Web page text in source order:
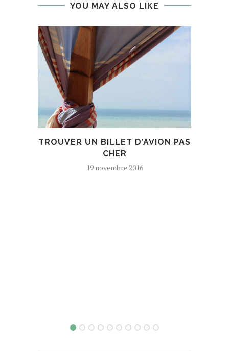
YOU MAY ALSO LIKE
TROUVER UN BILLET D’AVION PAS
CHER
19 novembre 2016